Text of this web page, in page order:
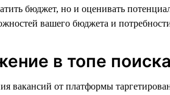
бюджет, но и оценивать
вашего бюджета и
в топе
от платформы